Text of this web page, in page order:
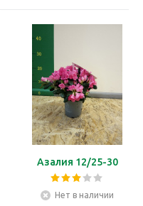
Азалия 12/25-30
Нет в наличии